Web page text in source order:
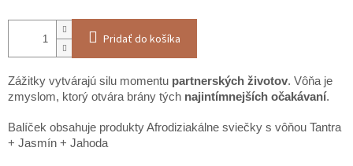
Pridať do košíka
Zážitky vytvárajú silu momentu partnerských životov. Vôňa je
zmyslom, ktorý otvára brány tých najintímnejších očakávaní.
Balíček obsahuje produkty Afrodiziakálne sviečky s vôňou Tantra
+ Jasmín + Jahoda